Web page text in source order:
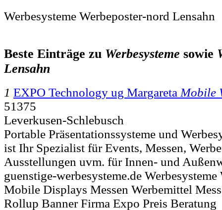
Werbesysteme Werbeposter-nord Lensahn
Beste Einträge zu Werbesysteme sowie
Lensahn
1 EXPO Technology ug Margareta Mobile
51375
Leverkusen-Schlebusch
Portable Präsentationssysteme und
ist Ihr Spezialist für Events, Messen,
Ausstellungen uvm. für Innen- und
guenstige-werbesysteme.de
Mobile Displays Messen Werbemittel
Rollup Banner Firma Expo Preis Beratung